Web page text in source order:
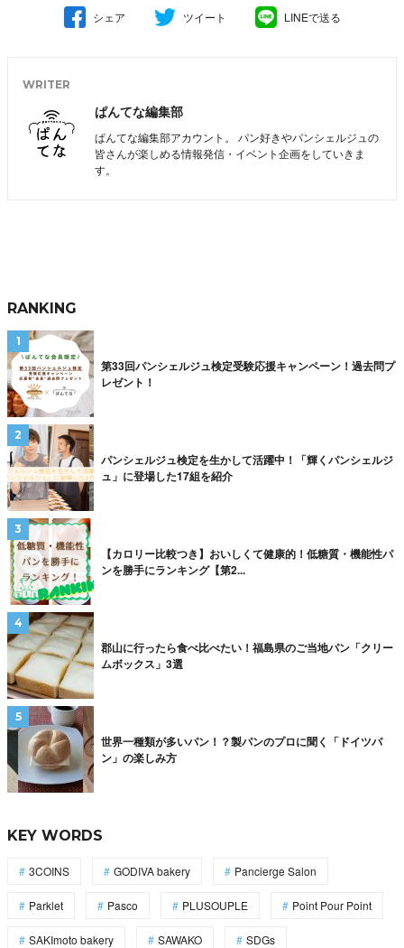
シェア ツイート LINEで送る
WRITER
ぱんてな編集部
ぱんてな編集部アカウント。 パン好きやパンシェルジュの
皆さんが楽しめる情報発信・イベント企画をしていきま
す。
RANKING
第33回パンシェルジュ検定受験応援キャンペーン！過去問プ
レゼント！
パンシェルジュ検定を生かして活躍中！「輝くパンシェルジ
ュ」に登場した17組を紹介
【カロリー比較つき】おいしくて健康的！低糖質・機能性パ
ンを勝手にランキング【第2...
郡山に行ったら食べ比べたい！福島県のご当地パン「クリー
ムボックス」3選
世界一種類が多いパン！？製パンのプロに聞く「ドイツパ
ン」の楽しみ方
KEY WORDS
3COINS GODIVA bakery Pancierge Salon
Parklet Pasco PLUSOUPLE Point Pour Point
SAKImoto bakery SAWAKO SDGs